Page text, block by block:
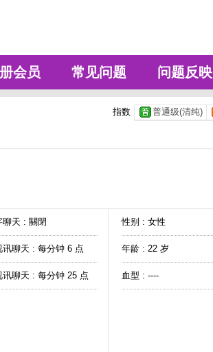
会员 常见问题 问题反映
指数 普通级(清纯)
聊天 : 關閉
讯聊天 : 每分钟 6 点
讯聊天 : 每分钟 25 点
性别 : 女性
年龄 : 22 岁
血型 : ----